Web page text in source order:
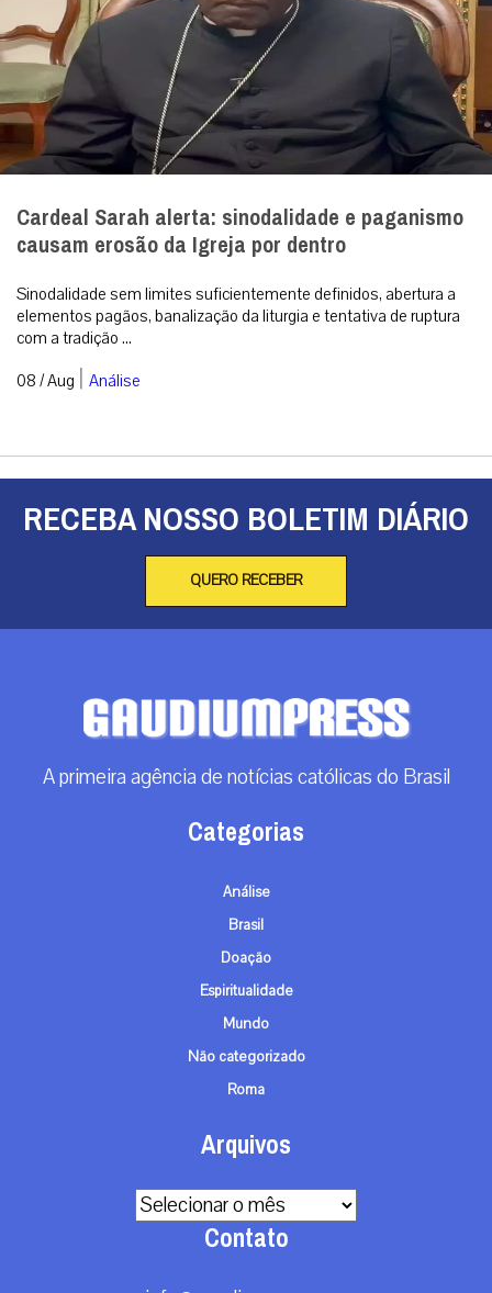
Cardeal Sarah alerta: sinodalidade e paganismo
causam erosão da Igreja por dentro
Sinodalidade sem limites suficientemente definidos, abertura a
elementos pagãos, banalização da liturgia e tentativa de ruptura
com a tradição ...
08 / Aug | Análise
RECEBA NOSSO BOLETIM DIÁRIO
QUERO RECEBER
A primeira agência de notícias católicas do Brasil
Categorias
Análise
Brasil
Doação
Espiritualidade
Mundo
Não categorizado
Roma
Arquivos
Arquivos
Contato